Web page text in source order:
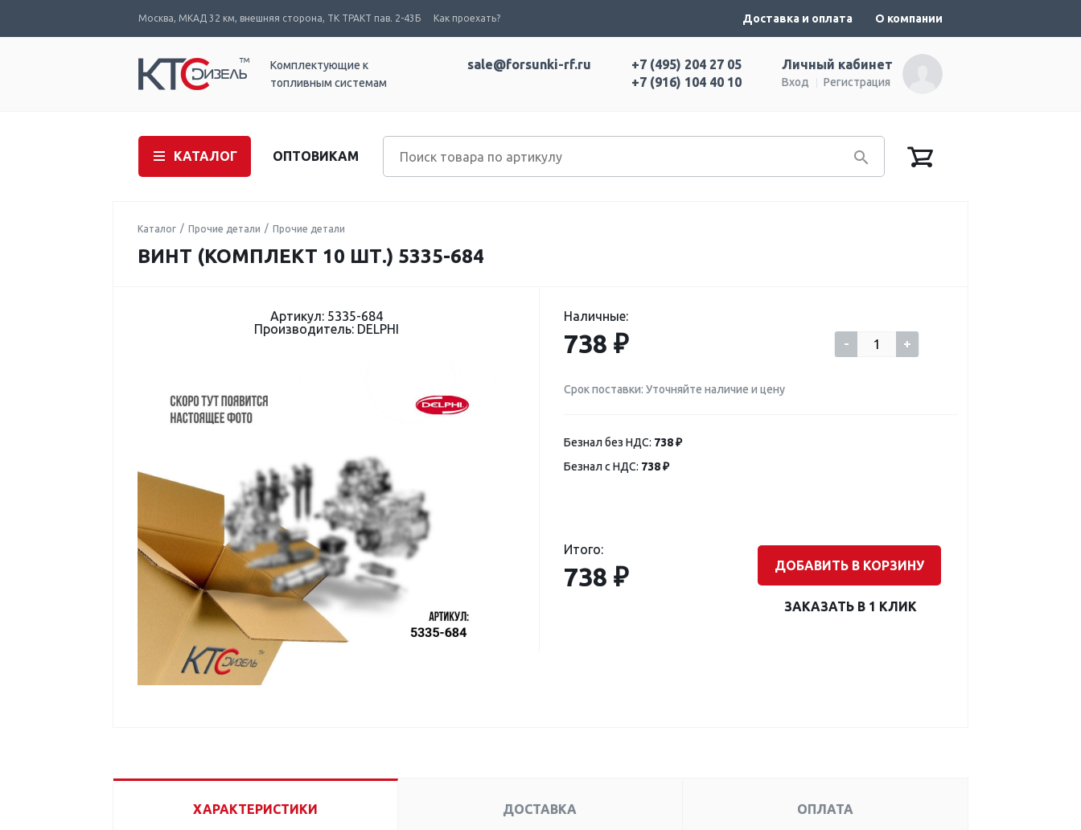
Москва, МКАД 32 км, внешняя сторона, ТК ТРАКТ пав. 2-43Б Как проехать? Доставка и оплата О компании
Комплектующие к
топливным системам
Личный кабинет
Вход Регистрация
+7 (495) 204 27 05
+7 (916) 104 40 10
sale@forsunki-rf.ru
КАТАЛОГ ОПТОВИКАМ
Каталог Прочие детали Прочие детали
ВИНТ (КОМПЛЕКТ 10 ШТ.) 5335-684
Артикул: 5335-684
Производитель: DELPHI
Наличные:
738 ₽ - +
Срок поставки: Уточняйте наличие и цену
Безнал без НДС: 738 ₽
Безнал с НДС: 738 ₽
Итого:
738 ₽ ДОБАВИТЬ В КОРЗИНУ
ЗАКАЗАТЬ В 1 КЛИК
ХАРАКТЕРИСТИКИ ДОСТАВКА ОПЛАТА